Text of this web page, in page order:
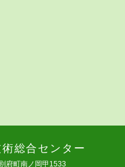
総合センター
府町南ノ岡甲1533